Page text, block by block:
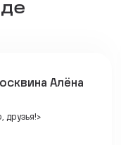
Алёна
друзья!>